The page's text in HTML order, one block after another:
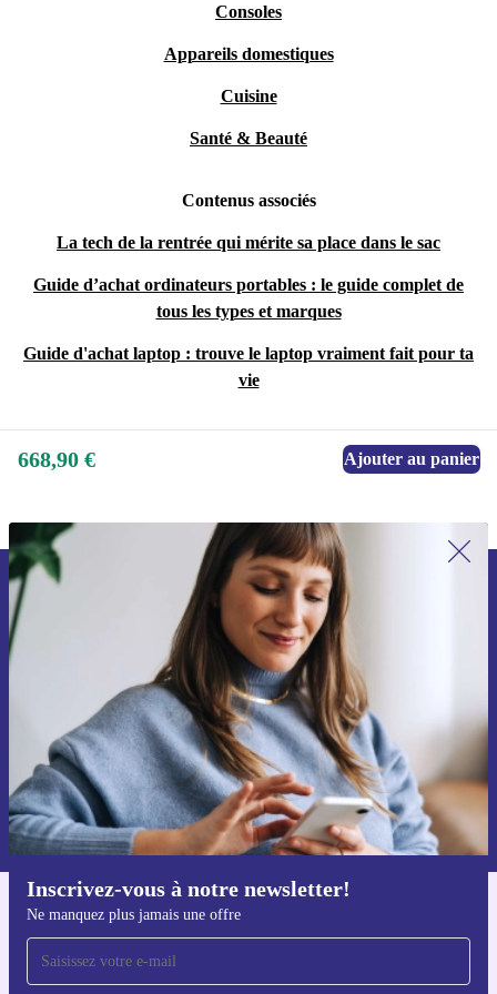
Consoles
Appareils domestiques
Cuisine
Santé & Beauté
Contenus associés
La tech de la rentrée qui mérite sa place dans le sac
Guide d’achat ordinateurs portables : le guide complet de
tous les types et marques
Guide d'achat laptop : trouve le laptop vraiment fait pour ta
vie
668,90 € Ajouter au panier
Inscrivez-vous à notre newsletter!
Ne manquez plus jamais une offre
Recevoir offres et infos de refurbed
par mail
Ne manquez plus aucune offre.
S'inscrire
Retrouvez les informations sur l'utilisation des données personnelles
dans notrepolitique de confidentialité.
Téléchargez l'application refurbed
Pour iOS et Android